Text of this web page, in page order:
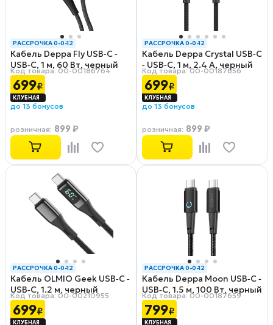
РАССРОЧКА 0-0-12
Кабель Deppa Fly USB‑С ‑
USB‑С, 1 м, 60 Вт, черный
Код товара: 00-00186764
699₽
до 13 бонусов
розничная: 899 ₽
РАССРОЧКА 0-0-12
Кабель Deppa Crystal USB‑C
‑ USB‑C, 1 м, 2.4 А, черный
Код товара: 00-00187656
699₽
до 13 бонусов
розничная: 899 ₽
РАССРОЧКА 0-0-12
Кабель OLMIO Geek USB‑C ‑
USB‑C, 1.2 м, черный
Код товара: 00-00210955
699₽
РАССРОЧКА 0-0-12
Кабель Deppa Moon USB‑C ‑
USB‑C, 1.5 м, 100 Вт, черный
Код товара: 00-00187659
799₽